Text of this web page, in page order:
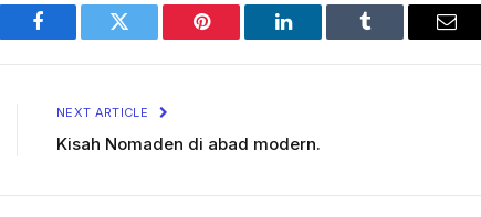
Facebook Twitter Pinterest LinkedIn Tumblr
NEXT ARTICLE
Kisah Nomaden di abad modern.